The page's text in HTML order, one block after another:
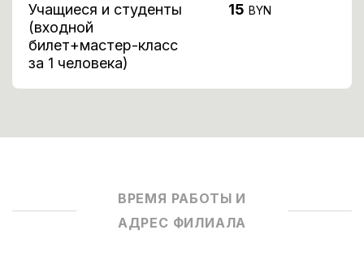
Учащиеся и студенты
(входной
билет+мастер-класс
за 1 человека)
15 BYN
ВРЕМЯ РАБОТЫ И
АДРЕС ФИЛИАЛА